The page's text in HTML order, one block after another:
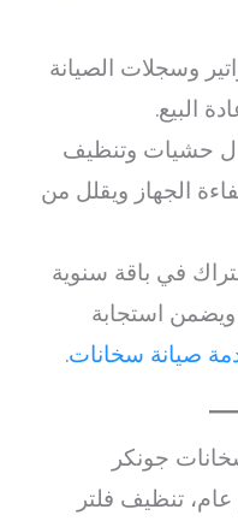
وسجلات الصيانة
البيع.
حشيات وتنظيف
الجهاز ويقلل من
في باقة سنوية
ويضمن استجابة
صيانة سخانات.
جونكر
تنظيف فلتر